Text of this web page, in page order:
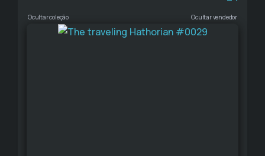
Ocultar coleção Ocultar vendedor